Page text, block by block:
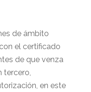
de ámbito
el certificado
de que venza
tercero,
en este